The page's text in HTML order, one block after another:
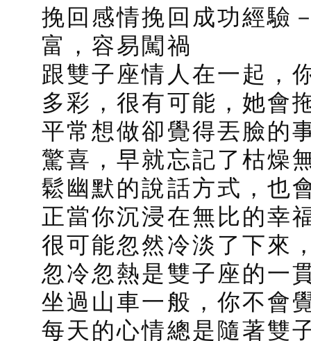
挽回感情挽回成功經驗
富，容易闖禍
跟雙子座情人在一起，
多彩，很有可能，她會
平常想做卻覺得丟臉的
驚喜，早就忘記了枯燥
鬆幽默的說話方式，也
正當你沉浸在無比的幸
很可能忽然冷淡了下來
忽冷忽熱是雙子座的一
坐過山車一般，你不會
每天的心情總是隨著雙